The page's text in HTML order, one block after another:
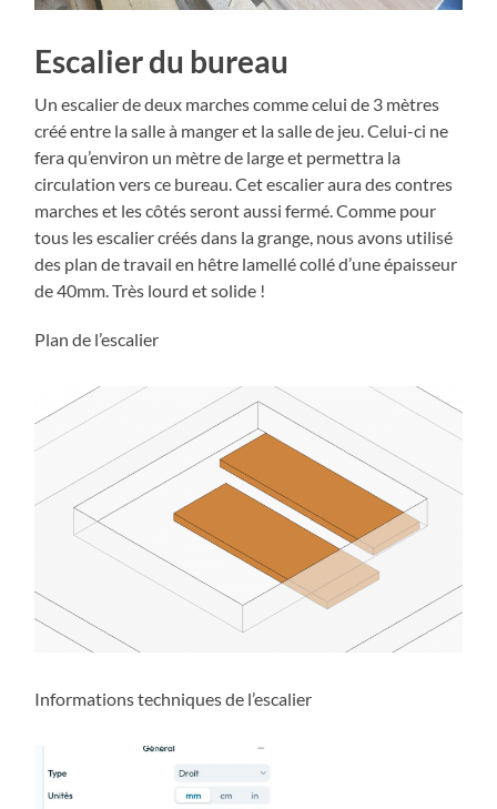
Escalier du bureau
Un escalier de deux marches comme celui de 3 mètres
créé entre la salle à manger et la salle de jeu. Celui-ci ne
fera qu’environ un mètre de large et permettra la
circulation vers ce bureau. Cet escalier aura des contres
marches et les côtés seront aussi fermé. Comme pour
tous les escalier créés dans la grange, nous avons utilisé
des plan de travail en hêtre lamellé collé d’une épaisseur
de 40mm. Très lourd et solide !
Plan de l’escalier
Informations techniques de l’escalier